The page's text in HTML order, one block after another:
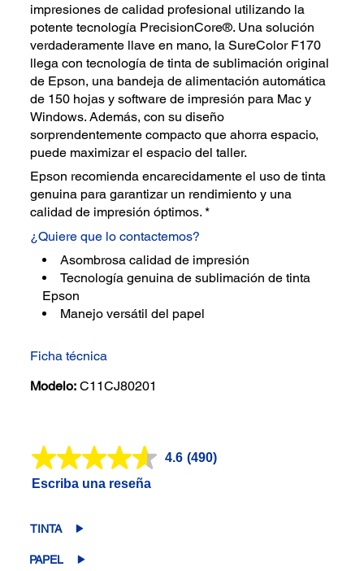
impresiones de calidad profesional utilizando la
potente tecnología PrecisionCore®. Una solución
verdaderamente llave en mano, la SureColor F170
llega con tecnología de tinta de sublimación original
de Epson, una bandeja de alimentación automática
de 150 hojas y software de impresión para Mac y
Windows. Además, con su diseño
sorprendentemente compacto que ahorra espacio,
puede maximizar el espacio del taller.
Epson recomienda encarecidamente el uso de tinta
genuina para garantizar un rendimiento y una
calidad de impresión óptimos. *
¿Quiere que lo contactemos?
Asombrosa calidad de impresión
Tecnología genuina de sublimación de tinta
Epson
Manejo versátil del papel
Ficha técnica
Modelo: C11CJ80201
4.6 Lea
(490)
Escriba una reseña
TINTA
PAPEL